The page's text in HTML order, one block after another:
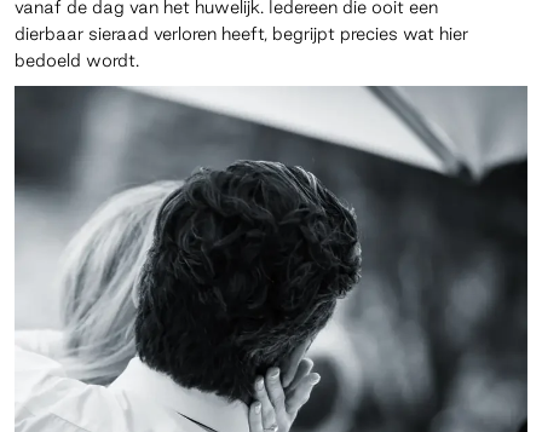
vanaf de dag van het huwelijk. Iedereen die ooit een
dierbaar sieraad verloren heeft, begrijpt precies wat hier
bedoeld wordt.